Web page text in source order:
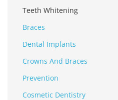
Teeth Whitening
Braces
Dental Implants
Crowns And Braces
Prevention
Cosmetic Dentistry